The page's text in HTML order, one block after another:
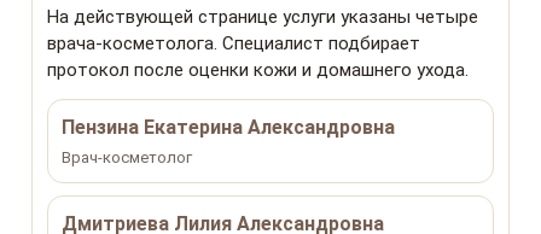
На действующей странице услуги указаны четыре
врача-косметолога. Специалист подбирает
протокол после оценки кожи и домашнего ухода.
Пензина Екатерина Александровна
Врач-косметолог
Дмитриева Лилия Александровна